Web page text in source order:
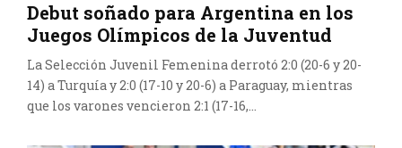
Debut soñado para Argentina en los
Juegos Olímpicos de la Juventud
La Selección Juvenil Femenina derrotó 2:0 (20-6 y 20-
14) a Turquía y 2:0 (17-10 y 20-6) a Paraguay, mientras
que los varones vencieron 2:1 (17-16,...